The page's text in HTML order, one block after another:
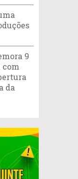
9
com
da